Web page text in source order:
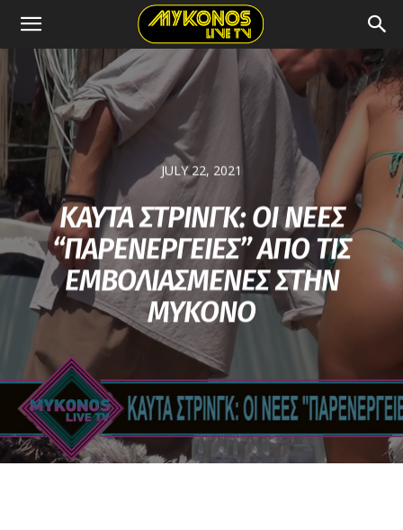
JULY 22, 2021
ΚΑΥΤΑ ΣΤΡΙΝΓΚ: ΟΙ ΝΕΕΣ
“ΠΑΡΕΝΕΡΓΕΙΕΣ” ΑΠΟ ΤΙΣ
ΕΜΒΟΛΙΑΣΜΕΝΕΣ ΣΤΗΝ
ΜΥΚΟΝΟ